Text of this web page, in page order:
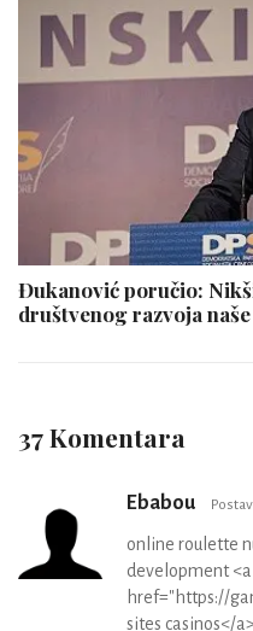
Đukanović poručio:
društvenog razvoja
37 Komentara
Ebabou
online roulette
development <a
href="https://
sites casinos</